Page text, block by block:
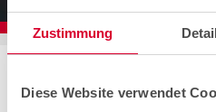
Zustimmung
Diese Website verwendet
Demande